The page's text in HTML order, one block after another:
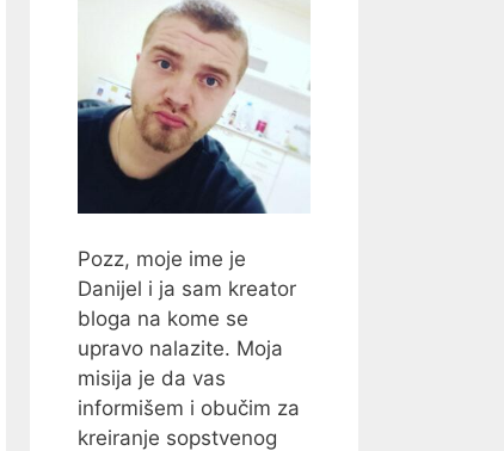
Pozz, moje ime je
Danijel i ja sam kreator
bloga na kome se
upravo nalazite. Moja
misija je da vas
informišem i obučim za
kreiranje sopstvenog